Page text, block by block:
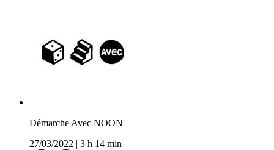
Démarche Avec NOON
27/03/2022
3 h 14 min